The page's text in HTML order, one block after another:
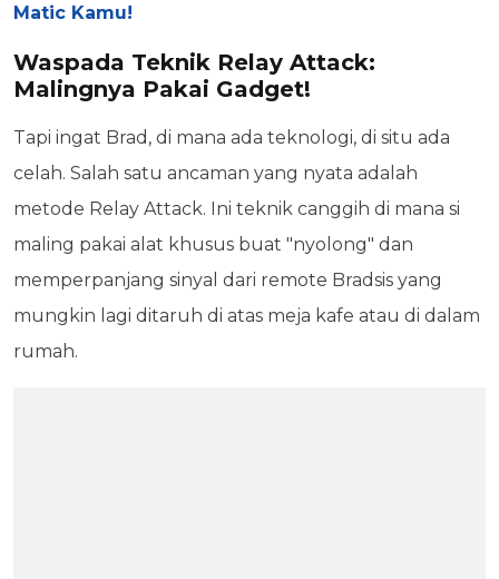
Matic Kamu!
Waspada Teknik Relay Attack:
Malingnya Pakai Gadget!
Tapi ingat Brad, di mana ada teknologi, di situ ada
celah. Salah satu ancaman yang nyata adalah
metode Relay Attack. Ini teknik canggih di mana si
maling pakai alat khusus buat "nyolong" dan
memperpanjang sinyal dari remote Bradsis yang
mungkin lagi ditaruh di atas meja kafe atau di dalam
rumah.